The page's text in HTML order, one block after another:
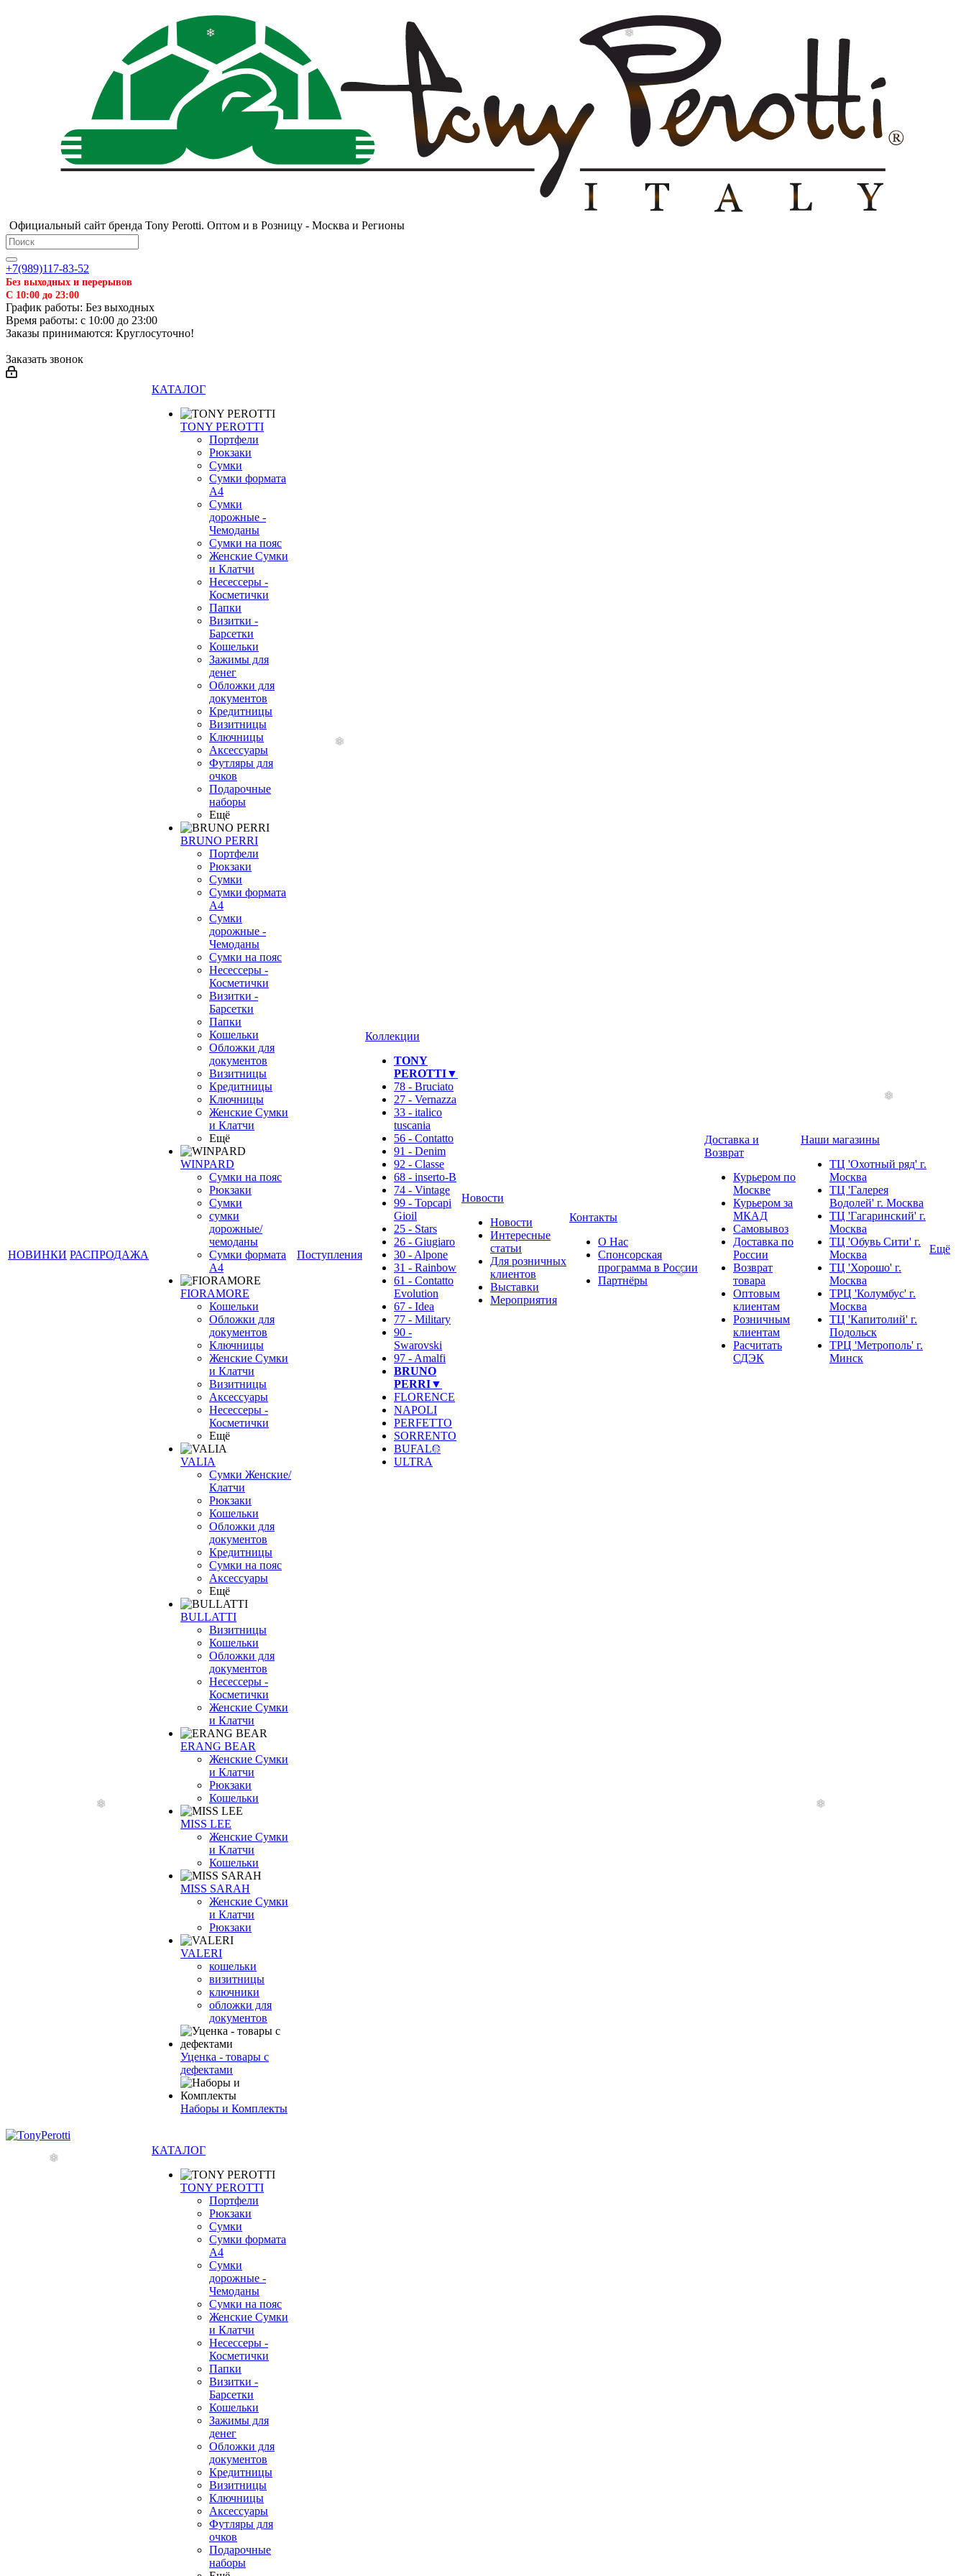
Официальный сайт бренда Tony Perotti. Оптом и в Розницу - Москва и Регионы
+7(989)117-83-52
Без выходных и перерывов
С 10:00 до 23:00
График работы: Без выходных
Время работы: с 10:00 до 23:00
Заказы принимаются: Круглосуточно!
Заказать звонок
НОВИНКИ РАСПРОДАЖА
КАТАЛОГ
TONY PEROTTI
Портфели
Рюкзаки
Сумки
Сумки формата
А4
Сумки
дорожные -
Чемоданы
Сумки на пояс
Женские Сумки
и Клатчи
Несессеры -
Косметички
Папки
Визитки -
Барсетки
Кошельки
Зажимы для
денег
Обложки для
документов
Кредитницы
Визитницы
Ключницы
Аксессуары
Футляры для
очков
Подарочные
наборы
Ещё
BRUNO PERRI
Портфели
Рюкзаки
Сумки
Сумки формата
А4
Сумки
дорожные -
Чемоданы
Сумки на пояс
Несессеры -
Косметички
Визитки -
Барсетки
Папки
Кошельки
Обложки для
документов
Визитницы
Кредитницы
Ключницы
Женские Сумки
и Клатчи
Ещё
WINPARD
Сумки на пояс
Рюкзаки
Сумки
сумки
дорожные/
чемоданы
Сумки формата
А4
FIORAMORE
Кошельки
Обложки для
документов
Ключницы
Женские Сумки
и Клатчи
Визитницы
Аксессуары
Несессеры -
Косметички
Ещё
VALIA
Сумки Женские/
Клатчи
Рюкзаки
Кошельки
Обложки для
документов
Кредитницы
Сумки на пояс
Аксессуары
Ещё
BULLATTI
Визитницы
Кошельки
Обложки для
документов
Несессеры -
Косметички
Женские Сумки
и Клатчи
ERANG BEAR
Женские Сумки
и Клатчи
Рюкзаки
Кошельки
MISS LEE
Женские Сумки
и Клатчи
Кошельки
MISS SARAH
Женские Сумки
и Клатчи
Рюкзаки
VALERI
кошельки
визитницы
ключники
обложки для
документов
Уценка - товары с
дефектами
Наборы и Комплекты
Поступления
Коллекции
TONY
PEROTTI▼
78 - Bruciato
27 - Vernazza
33 - italico
tuscania
56 - Contatto
91 - Denim
92 - Classe
68 - inserto-B
74 - Vintage
99 - Topcapi
Gioil
25 - Stars
26 - Giugiaro
30 - Alpone
31 - Rainbow
61 - Contatto
Evolution
67 - Idea
77 - Military
90 -
Swarovski
97 - Amalfi
BRUNO
PERRI▼
FLORENCE
NAPOLI
PERFETTO
SORRENTO
BUFALO
ULTRA
Новости
Новости
Интересные
статьи
Для розничных
клиентов
Выставки
Мероприятия
Контакты
О Нас
Спонсорская
программа в России
Партнёры
Доставка и
Возврат
Курьером по
Москве
Курьером за
МКАД
Самовывоз
Доставка по
России
Возврат
товара
Оптовым
клиентам
Розничным
клиентам
Расчитать
СДЭК
Наши магазины
ТЦ 'Охотный ряд' г.
Москва
ТЦ 'Галерея
Водолей' г. Москва
ТЦ 'Гагаринский' г.
Москва
ТЦ 'Обувь Сити' г.
Москва
ТЦ 'Хорошо' г.
Москва
ТРЦ 'Колумбус' г.
Москва
ТЦ 'Капитолий' г.
Подольск
ТРЦ 'Метрополь' г.
Минск
Ещё
КАТАЛОГ
TONY PEROTTI
Портфели
Рюкзаки
Сумки
Сумки формата
А4
Сумки
дорожные -
Чемоданы
Сумки на пояс
Женские Сумки
и Клатчи
Несессеры -
Косметички
Папки
Визитки -
Барсетки
Кошельки
Зажимы для
денег
Обложки для
документов
Кредитницы
Визитницы
Ключницы
Аксессуары
Футляры для
очков
Подарочные
наборы